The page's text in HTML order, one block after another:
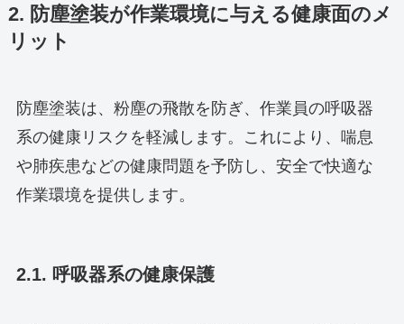
2. 防塵塗装が作業環境に与える健康面のメ
リット
防塵塗装は、粉塵の飛散を防ぎ、作業員の呼吸器
系の健康リスクを軽減します。これにより、喘息
や肺疾患などの健康問題を予防し、安全で快適な
作業環境を提供します。
2.1. 呼吸器系の健康保護